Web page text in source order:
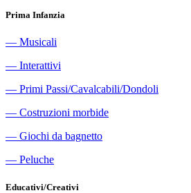
Prima Infanzia
― Musicali
― Interattivi
― Primi Passi/Cavalcabili/Dondoli
― Costruzioni morbide
― Giochi da bagnetto
― Peluche
Educativi/Creativi